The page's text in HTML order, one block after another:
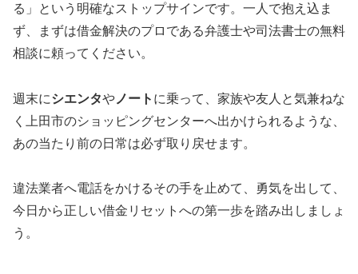
る」という明確なストップサインです。一人で抱え込ま
ず、まずは借金解決のプロである弁護士や司法書士の無料
相談に頼ってください。
週末にシエンタや ノート に乗って、家族や友人と気兼ねな
く上田市のショッピングセンターへ出かけられるような、
あの当たり前の日常は必ず取り戻せます。
違法業者へ電話をかけるその手を止めて、勇気を出して、
今日から正しい借金リセットへの第一歩を踏み出しましょ
う。